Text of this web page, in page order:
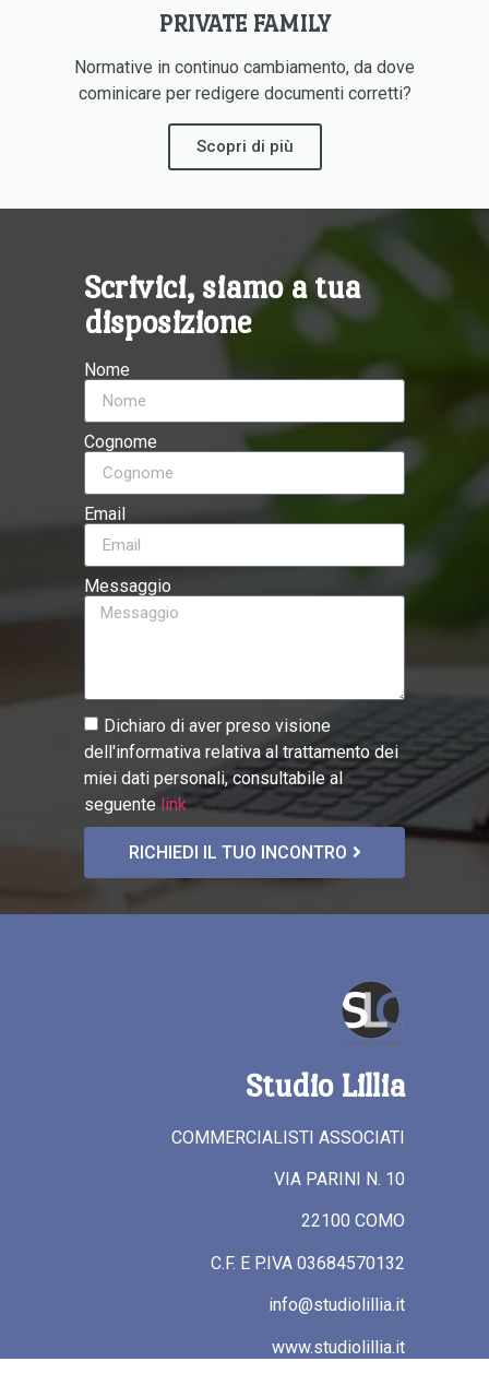
PRIVATE FAMILY
Normative in continuo cambiamento, da dove
cominicare per redigere documenti corretti?
Scopri di più
Scrivici, siamo a tua
disposizione
Nome
Cognome
Email
Messaggio
Dichiaro di aver preso visione
dell'informativa relativa al trattamento dei
miei dati personali, consultabile al
seguente link
RICHIEDI IL TUO INCONTRO
Studio Lillia
COMMERCIALISTI ASSOCIATI
VIA PARINI N. 10
22100 COMO
C.F. E P.IVA 03684570132
info@studiolillia.it
www.studiolillia.it